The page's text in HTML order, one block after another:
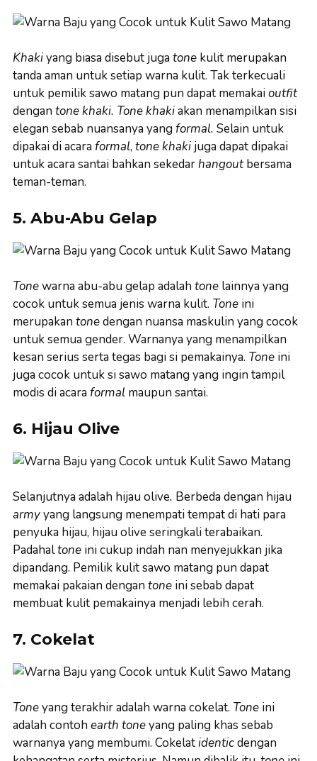
Khakiyang biasa disebut juga tone kulit merupakan
tanda aman untuk setiap warna kulit. Tak terkecuali
untuk pemilik sawo matang pun dapat memakaioutfit
dengan tonekhaki. Tonekhakiakan menampilkan sisi
elegan sebab nuansanya yang formal. Selain untuk
dipakai di acara formal, tonekhaki juga dapat dipakai
untuk acara santai bahkan sekedarhangoutbersama
teman-teman.
5. Abu-Abu Gelap
Tonewarna abu-abu gelap adalah tone lainnya yang
cocok untuk semua jenis warna kulit. Tone ini
merupakan tonedengan nuansa maskulin yang cocok
untuk semua gender. Warnanya yang menampilkan
kesan serius serta tegas bagi si pemakainya. Tone ini
juga cocok untuk si sawo matang yang ingin tampil
modis di acara formal maupun santai.
6. Hijau Olive
Selanjutnya adalah hijau olive. Berbeda dengan hijau
armyyang langsung menempati tempat di hati para
penyuka hijau, hijau olive seringkali terabaikan.
Padahaltone ini cukup indah nan menyejukkan jika
dipandang. Pemilik kulit sawo matang pun dapat
memakai pakaian dengan tone ini sebab dapat
membuat kulit pemakainya menjadi lebih cerah.
7. Cokelat
Toneyang terakhir adalah warna cokelat. Tone ini
adalah contoh earth toneyang paling khas sebab
warnanya yang membumi. Cokelatidenticdengan